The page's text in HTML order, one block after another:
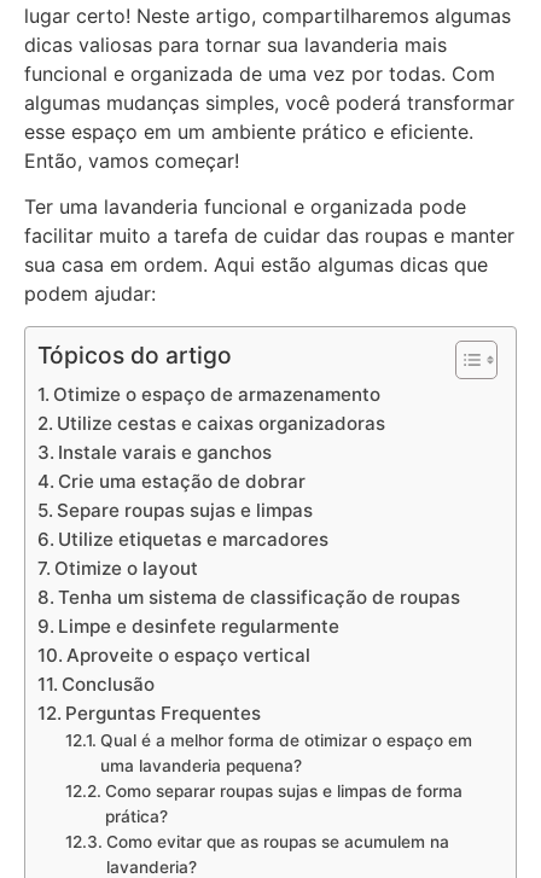
lugar certo! Neste artigo, compartilharemos algumas
dicas valiosas para tornar sua lavanderia mais
funcional e organizada de uma vez por todas. Com
algumas mudanças simples, você poderá transformar
esse espaço em um ambiente prático e eficiente.
Então, vamos começar!
Ter uma lavanderia funcional e organizada pode
facilitar muito a tarefa de cuidar das roupas e manter
sua casa em ordem. Aqui estão algumas dicas que
podem ajudar:
Tópicos do artigo
Otimize o espaço de armazenamento
Utilize cestas e caixas organizadoras
Instale varais e ganchos
Crie uma estação de dobrar
Separe roupas sujas e limpas
Utilize etiquetas e marcadores
Otimize o layout
Tenha um sistema de classificação de roupas
Limpe e desinfete regularmente
Aproveite o espaço vertical
Conclusão
Perguntas Frequentes
Qual é a melhor forma de otimizar o espaço em
uma lavanderia pequena?
Como separar roupas sujas e limpas de forma
prática?
Como evitar que as roupas se acumulem na
lavanderia?